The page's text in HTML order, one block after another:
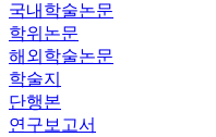
국내학술논문
학위논문
해외학술논문
학술지
단행본
연구보고서